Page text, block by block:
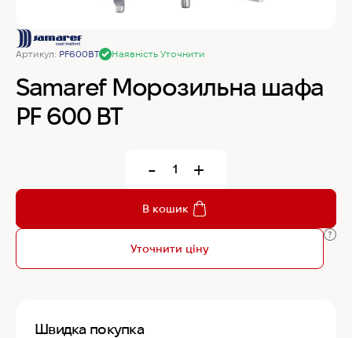
IRINOX Холодильна шафа N*ICE
Samaref Холодильна шафа PF 600 TN
Rational Пароконвекційна піч газова iCombi
Pro 6-1/1
Артикул: PF600BT Наявність Уточнити
Samaref Морозильна шафа
PF 600 BT
- +
В кошик
Уточнити ціну
Швидка покупка